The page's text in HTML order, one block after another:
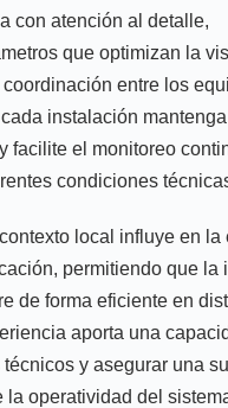
con atención al detalle,
que optimizan la
entre los
instalación
facilite el monitoreo
condiciones
local influye en la
permitiendo que la
de forma eficiente en
aporta una
y asegurar una
la operatividad del